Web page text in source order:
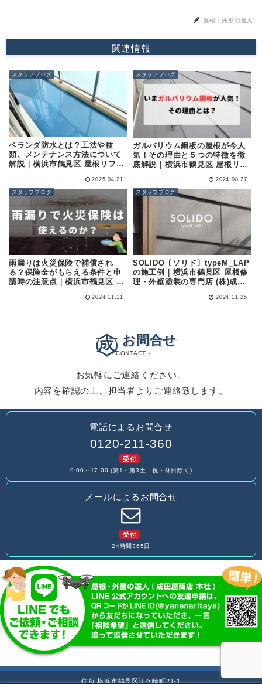
屋根・外壁の達人
関連情報
スタッフブログ
ベランダ防水とは？工法や種
類、メンテナンス方法について
解説｜横浜市鶴見区 屋根リフォ
2025.04.21
スタッフブログ
ガルバリウム鋼板の屋根が今人
気！その理由と５つの特徴を徹
底解説｜横浜市鶴見区 屋根リフ
2024.08.27
スタッフブログ
雨漏りは火災保険で補償され
る？保険金がもらえる条件と申
請時の注意点｜横浜市鶴見区 屋
の専門店 (株)成田屋商店2024.11.11
スタッフブログ
SOLIDO〔ソリド〕typeM_LAP
の施工例｜横浜市鶴見区 屋根修
理・外壁塗装の専門店 (株)成田
2024.11.25
お問合せ
- CONTACT -
お気軽にご連絡ください。
内容を確認の上、担当者よりご連絡致します。
電話によるお問合せ
0120-211-360
受付
9:00～17:00 (第1・第3土、祝・休日除く)
メールによるお問合せ
受付
24時間365日
住所:横浜市鶴見区江ケ崎町21-1